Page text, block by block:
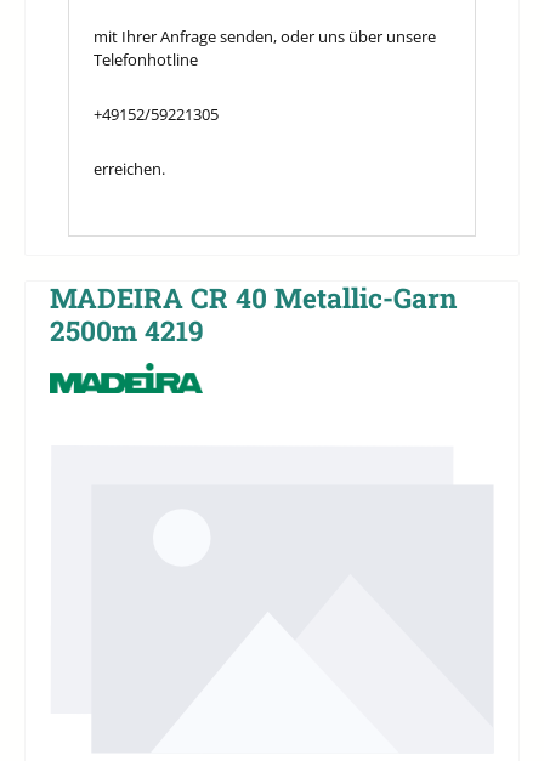
mit Ihrer Anfrage senden, oder uns über unsere
Telefonhotline
+49152/59221305
erreichen.
MADEIRA CR 40 Metallic-Garn
2500m 4219